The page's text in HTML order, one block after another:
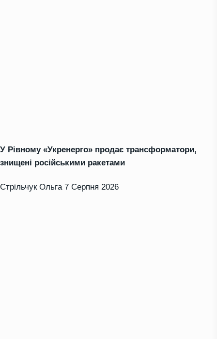
У Рівному «Укренерго» продає трансформатори,
знищені російськими ракетами
Стрільчук Ольга 7 Серпня 2026